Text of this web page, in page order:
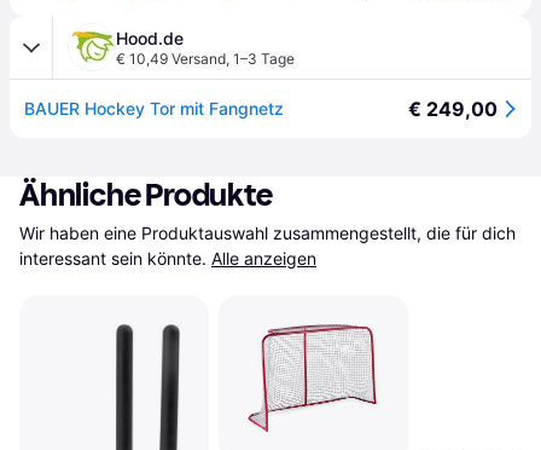
Hood.de
€ 10,49 Versand, 1–3 Tage
BAUER Hockey Tor mit Fangnetz € 249,00
Ähnliche Produkte
Wir haben eine Produktauswahl zusammengestellt, die für dich
interessant sein könnte. Alle anzeigen